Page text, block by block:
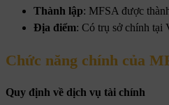
Thành lập: MFSA được
Địa điểm: Có trụ sở chính tại
Chức năng chính của
Quy định về dịch vụ tài chính